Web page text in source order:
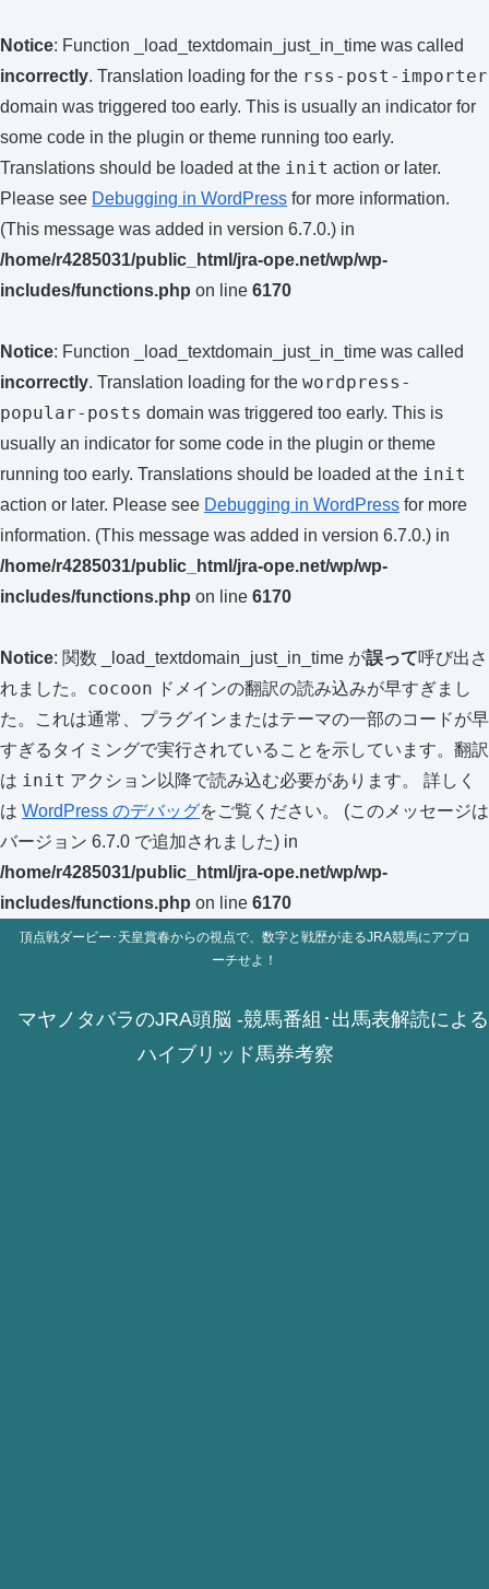
Notice: Function _load_textdomain_just_in_time was called
incorrectly. Translation loading for the rss-post-importer
domain was triggered too early. This is usually an indicator for
some code in the plugin or theme running too early.
Translations should be loaded at the init action or later.
Please see Debugging in WordPress for more information.
(This message was added in version 6.7.0.) in
/home/r4285031/public_html/jra-ope.net/wp/wp-
includes/functions.php on line 6170
Notice: Function _load_textdomain_just_in_time was called
incorrectly. Translation loading for the wordpress-
popular-posts domain was triggered too early. This is
usually an indicator for some code in the plugin or theme
running too early. Translations should be loaded at the init
action or later. Please see Debugging in WordPress for more
information. (This message was added in version 6.7.0.) in
/home/r4285031/public_html/jra-ope.net/wp/wp-
includes/functions.php on line 6170
Notice: 関数 _load_textdomain_just_in_time が誤って呼び出さ
れました。 cocoon ドメインの翻訳の読み込みが早すぎまし
た。これは通常、プラグインまたはテーマの一部のコードが早
すぎるタイミングで実行されていることを示しています。翻訳
は init アクション以降で読み込む必要があります。 詳しく
は WordPress のデバッグをご覧ください。 (このメッセージは
バージョン 6.7.0 で追加されました) in
/home/r4285031/public_html/jra-ope.net/wp/wp-
includes/functions.php on line 6170
頂点戦ダービー･天皇賞春からの視点で、数字と戦歴が走るJRA競馬にアプロ
ーチせよ！
マヤノタバラのJRA頭脳 -競馬番組･出馬表解読による
ハイブリッド馬券考察